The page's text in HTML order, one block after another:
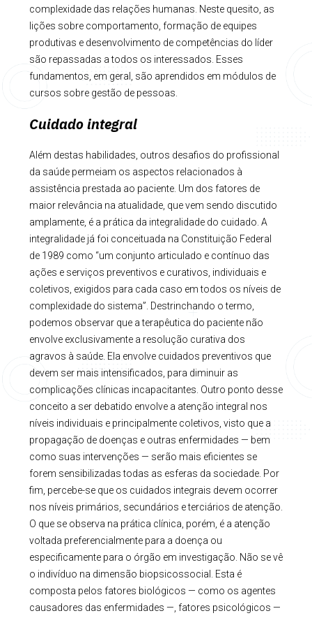
complexidade das relações humanas. Neste quesito, as
lições sobre comportamento, formação de equipes
produtivas e desenvolvimento de competências do líder
são repassadas a todos os interessados. Esses
fundamentos, em geral, são aprendidos em módulos de
cursos sobre gestão de pessoas.
Cuidado integral
Além destas habilidades, outros desafios do profissional
da saúde permeiam os aspectos relacionados à
assistência prestada ao paciente. Um dos fatores de
maior relevância na atualidade, que vem sendo discutido
amplamente, é a prática da integralidade do cuidado. A
integralidade já foi conceituada na Constituição Federal
de 1989 como “um conjunto articulado e contínuo das
ações e serviços preventivos e curativos, individuais e
coletivos, exigidos para cada caso em todos os níveis de
complexidade do sistema”. Destrinchando o termo,
podemos observar que a terapêutica do paciente não
envolve exclusivamente a resolução curativa dos
agravos à saúde. Ela envolve cuidados preventivos que
devem ser mais intensificados, para diminuir as
complicações clínicas incapacitantes. Outro ponto desse
conceito a ser debatido envolve a atenção integral nos
níveis individuais e principalmente coletivos, visto que a
propagação de doenças e outras enfermidades — bem
como suas intervenções — serão mais eficientes se
forem sensibilizadas todas as esferas da sociedade. Por
fim, percebe-se que os cuidados integrais devem ocorrer
nos níveis primários, secundários e terciários de atenção.
O que se observa na prática clínica, porém, é a atenção
voltada preferencialmente para a doença ou
especificamente para o órgão em investigação. Não se vê
o indivíduo na dimensão biopsicossocial. Esta é
composta pelos fatores biológicos — como os agentes
causadores das enfermidades —, fatores psicológicos —